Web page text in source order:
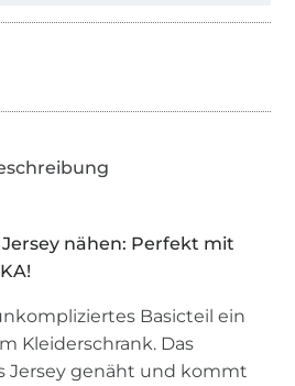
nähen: Perfekt mit
Basicteil ein
Kleiderschrank. Das
Jersey genäht und kommt